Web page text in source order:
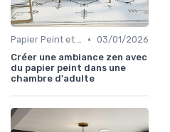
Papier Peint et Revêtements Muraux • 03/01/2026
Créer une ambiance zen avec
du papier peint dans une
chambre d'adulte